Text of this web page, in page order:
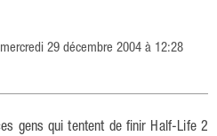
mercredi 29 décembre 2004 à 12:28